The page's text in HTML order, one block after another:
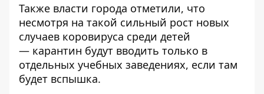
Также власти города отметили, что
несмотря на такой сильный рост новых
случаев коровируса среди детей
— карантин будут вводить только в
отдельных учебных заведениях, если там
будет вспышка.